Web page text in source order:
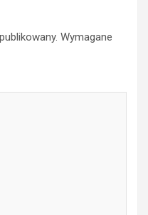
Wymagane